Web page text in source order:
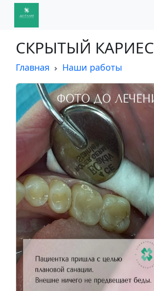
СКРЫТЫЙ КАРИЕС
Главная Наши работы